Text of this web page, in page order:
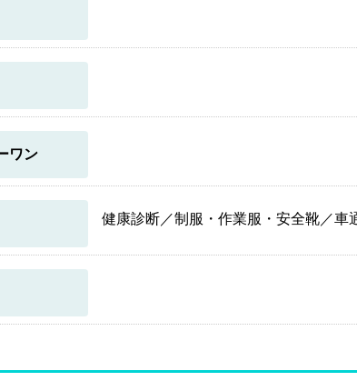
ワン
健康診断／制服・作業服・安全靴／車